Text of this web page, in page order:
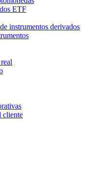
ETF
instrumentos derivados
cliente